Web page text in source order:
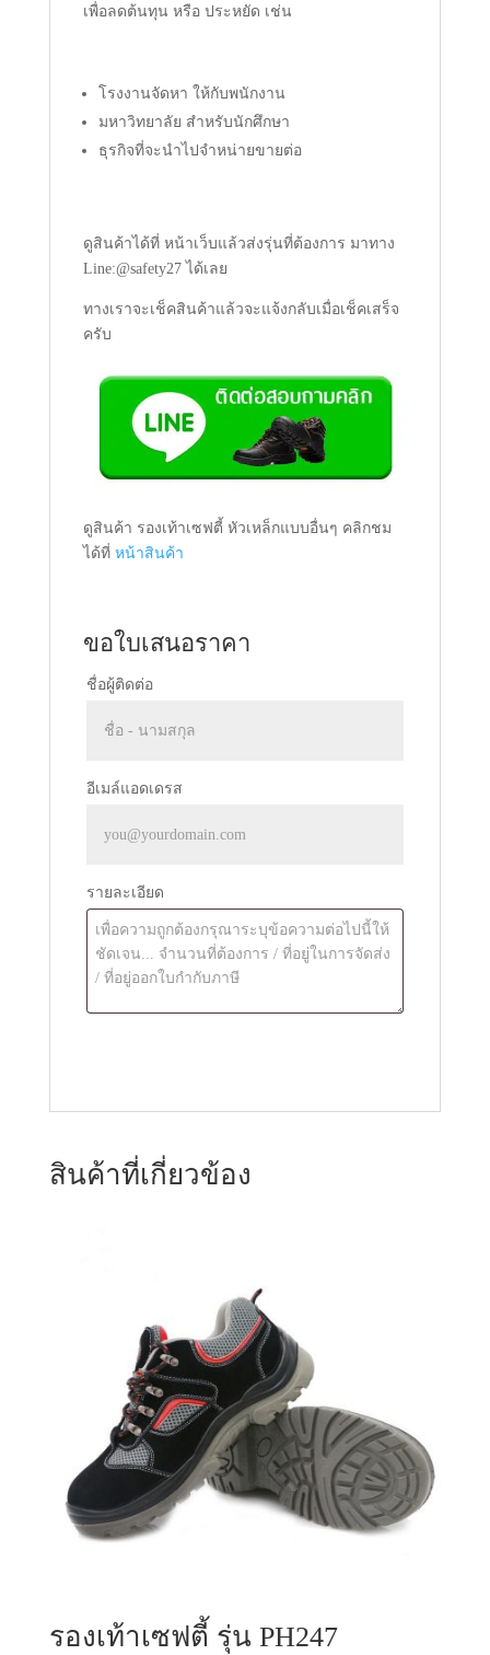
เพื่อลดต้นทุน หรือ ประหยัด เช่น
โรงงานจัดหา ให้กับพนักงาน
มหาวิทยาลัย สำหรับนักศึกษา
ธุรกิจที่จะนำไปจำหน่ายขายต่อ
ดูสินค้าได้ที่ หน้าเว็บแล้วส่งรุ่นที่ต้องการ มาทาง
Line:@safety27 ได้เลย
ทางเราจะเช็คสินค้าแล้วจะแจ้งกลับเมื่อเช็คเสร็จ
ครับ
ดูสินค้า รองเท้าเซฟตี้ หัวเหล็กแบบอื่นๆ คลิกชม
ได้ที่ หน้าสินค้า
ขอใบเสนอราคา
ชื่อผู้ติดต่อ
อีเมล์แอดเดรส
รายละเอียด
สินค้าที่เกี่ยวข้อง
รองเท้าเซฟตี้ รุ่น PH247